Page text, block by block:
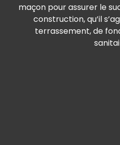
maçon pour assurer le
construction, qu’il
terrassement, de